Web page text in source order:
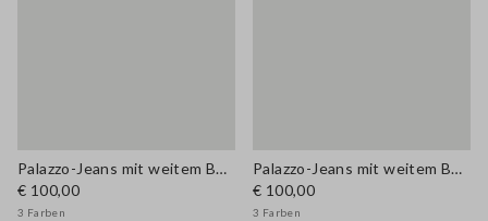
Palazzo-Jeans mit weitem Bein
€ 100,00
3 Farben
Palazzo-Jeans mit weitem Bein
€ 100,00
3 Farben